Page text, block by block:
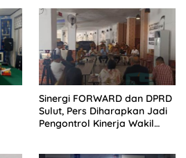
Sinergi FORWARD dan DPRD
Sulut, Pers Diharapkan Jadi
Pengontrol Kinerja Wakil